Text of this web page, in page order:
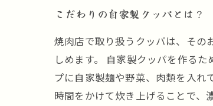
こだわりの自家製クッパとは？
焼肉店で取り扱うクッパは、その
しめます。 自家製クッパを作る
プに自家製麺や野菜、肉類を入れ
時間をかけて炊き上げることで、